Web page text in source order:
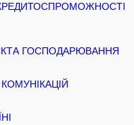
ГОСПОДАРЮВАННЯ